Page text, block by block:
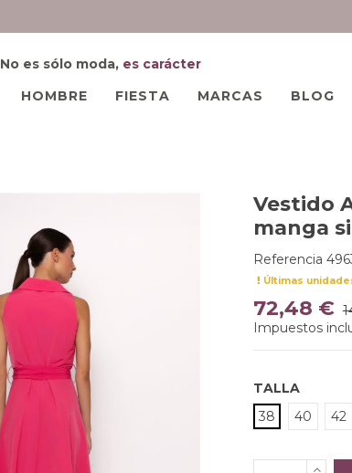
No es sólo moda, es carácter
HOMBRE FIESTA MARCAS BLOG
Vestido
manga
Referencia
Últimas
72,48 €
Impuestos
TALLA
38
40 42